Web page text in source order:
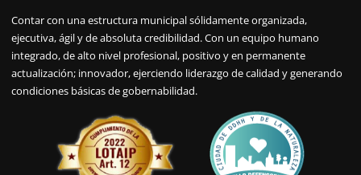
Contar con una estructura municipal sólidamente organizada,
ejecutiva, ágil y de absoluta credibilidad. Con un equipo humano
integrado, de alto nivel profesional, positivo y en permanente
actualización; innovador, ejerciendo liderazgo de calidad y generando
condiciones básicas de gobernabilidad.